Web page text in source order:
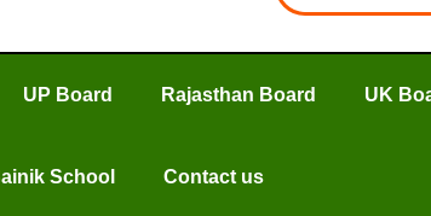
UP Board Rajasthan Board UK
School Contact us